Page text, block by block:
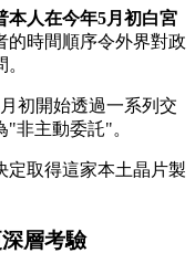
本人在今年5月初白宮
的時間順序令外界對政
初開始透過一系列交
非主動委託"。
定取得這家本土晶片製
層考驗